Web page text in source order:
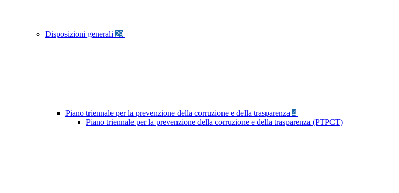
Disposizioni generali 29
Piano triennale per la prevenzione della corruzione e della trasparenza 4
Piano triennale per la prevenzione della corruzione e della trasparenza (PTPCT)